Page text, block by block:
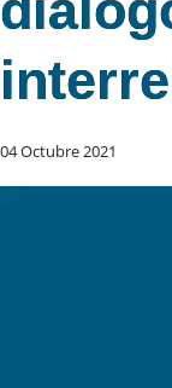
04 Octubre 2021